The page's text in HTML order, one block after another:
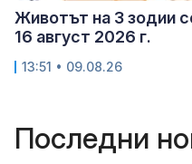
Животът на 3 зодии
16 август 2026 г.
13:51 • 09.08.26
Последни